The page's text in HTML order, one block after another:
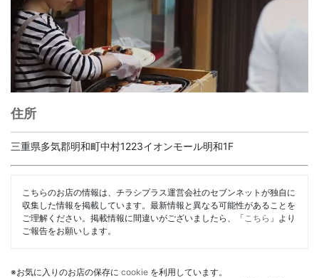
住所
三重県多気郡明和町中村1223イオンモール明和1F
こちらのお店の情報は、チラシプラス運営会社のセブンネットが独自に
収集した情報を掲載しています。最新情報と異なる可能性があることを
ご理解ください。掲載情報に間違いがございましたら、「 こちら 」より
ご報告をお願いします。
※お気に入りのお店の保存に cookie を利用しています。